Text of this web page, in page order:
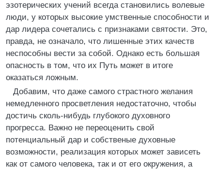
эзотерических учений всегда становились волевые
люди, у которых высокие умственные способности и
дар лидера сочетались с признаками святости. Это,
правда, не означало, что лишенные этих качеств
неспособны вести за собой. Однако есть большая
опасность в том, что их Путь может в итоге
оказаться ложным.
Добавим, что даже самого страстного желания
немедленного просветления недостаточно, чтобы
достичь сколь-нибудь глубокого духовного
прогресса. Важно не переоценить свой
потенциальный дар и собственые духовные
возможности, реализация которых может зависеть
как от самого человека, так и от его окружения, а